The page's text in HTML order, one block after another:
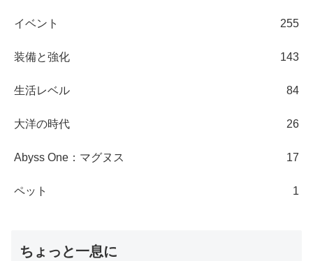
イベント 255
装備と強化 143
生活レベル 84
大洋の時代 26
Abyss One：マグヌス 17
ペット 1
ちょっと一息に